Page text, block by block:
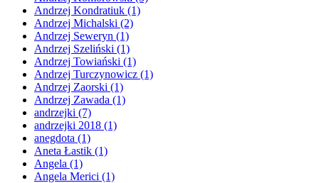
Andrzej Kondratiuk (1)
Andrzej Michalski (2)
Andrzej Seweryn (1)
Andrzej Szeliński (1)
Andrzej Towiański (1)
Andrzej Turczynowicz (1)
Andrzej Zaorski (1)
Andrzej Zawada (1)
andrzejki (7)
andrzejki 2018 (1)
anegdota (1)
Aneta Łastik (1)
Angela (1)
Angela Merici (1)